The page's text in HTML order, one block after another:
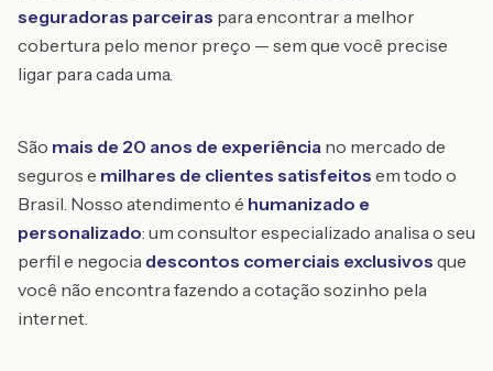
seguradoras parceiras para encontrar a melhor
cobertura pelo menor preço — sem que você precise
ligar para cada uma.
São mais de 20 anos de experiência no mercado de
seguros e milhares de clientes satisfeitos em todo o
Brasil. Nosso atendimento é humanizado e
personalizado: um consultor especializado analisa o seu
perfil e negocia descontos comerciais exclusivos que
você não encontra fazendo a cotação sozinho pela
internet.